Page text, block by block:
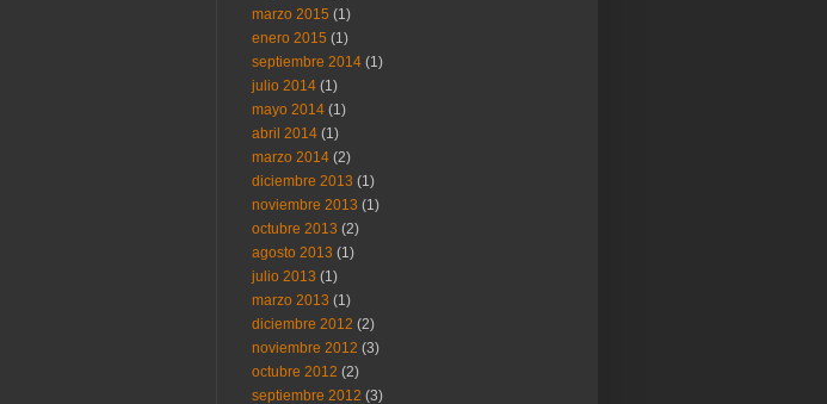
marzo 2015 (1)
enero 2015 (1)
septiembre 2014 (1)
julio 2014 (1)
mayo 2014 (1)
abril 2014 (1)
marzo 2014 (2)
diciembre 2013 (1)
noviembre 2013 (1)
octubre 2013 (2)
agosto 2013 (1)
julio 2013 (1)
marzo 2013 (1)
diciembre 2012 (2)
noviembre 2012 (3)
octubre 2012 (2)
septiembre 2012 (3)